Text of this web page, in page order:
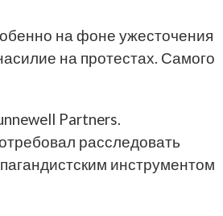
на фоне ужесточения
на протестах. Самого
Partners.
расследовать
инструментом